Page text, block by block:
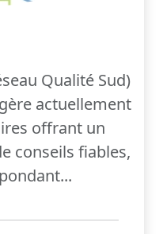
Qualité Sud)
actuellement
offrant un
conseils fiables,